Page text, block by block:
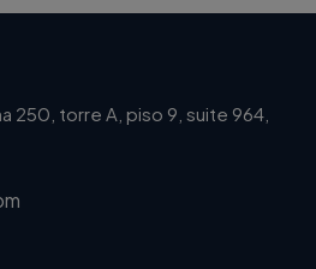
250, torre A, piso 9, suite 964,